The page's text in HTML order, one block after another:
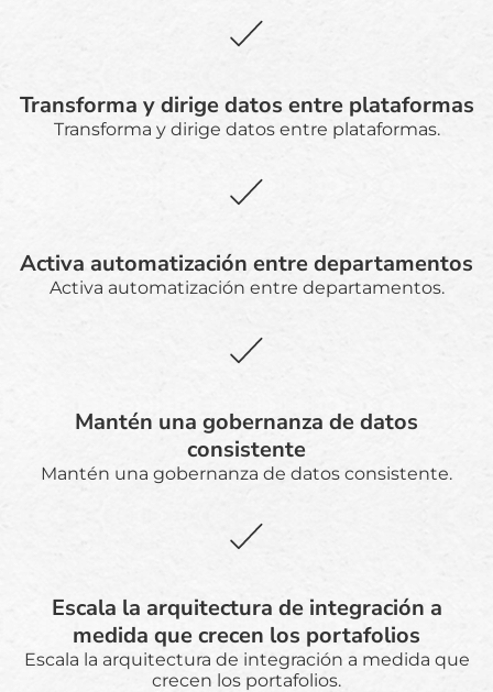
Transforma y dirige datos entre plataformas
Transforma y dirige datos entre plataformas.
Activa automatización entre departamentos
Activa automatización entre departamentos.
Mantén una gobernanza de datos
consistente
Mantén una gobernanza de datos consistente.
Escala la arquitectura de integración a
medida que crecen los portafolios
Escala la arquitectura de integración a medida que
crecen los portafolios.